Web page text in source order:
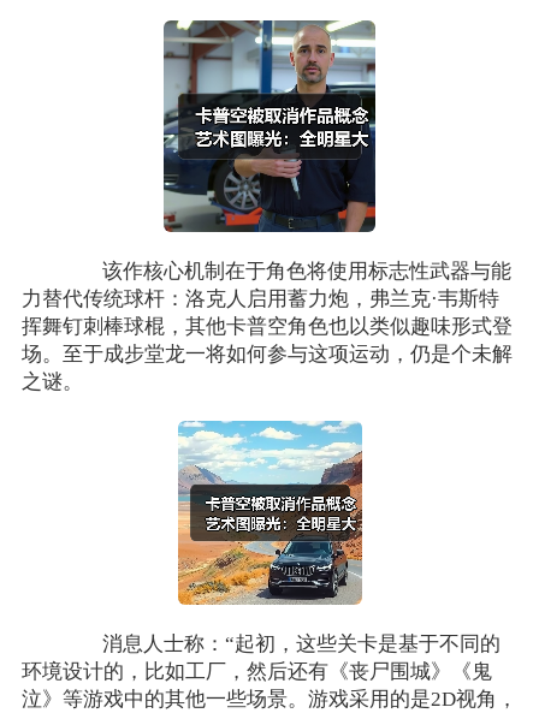
该作核心机制在于角色将使用标志性武器与能
力替代传统球杆：洛克人启用蓄力炮，弗兰克·韦斯特
挥舞钉刺棒球棍，其他卡普空角色也以类似趣味形式登
场。至于成步堂龙一将如何参与这项运动，仍是个未解
之谜。
消息人士称：“起初，这些关卡是基于不同的
环境设计的，比如工厂，然后还有《丧尸围城》《鬼
泣》等游戏中的其他一些场景。游戏采用的是2D视角，